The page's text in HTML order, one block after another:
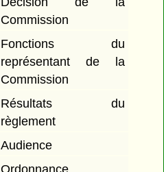
Commission
Fonctions du
représentant de la
Commission
Résultats du
règlement
Audience